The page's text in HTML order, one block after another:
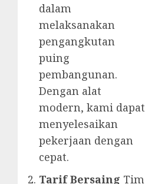
dalam
melaksanakan
pengangkutan
puing
pembangunan.
Dengan alat
modern, kami dapat
menyelesaikan
pekerjaan dengan
cepat.
Tarif Bersaing Tim